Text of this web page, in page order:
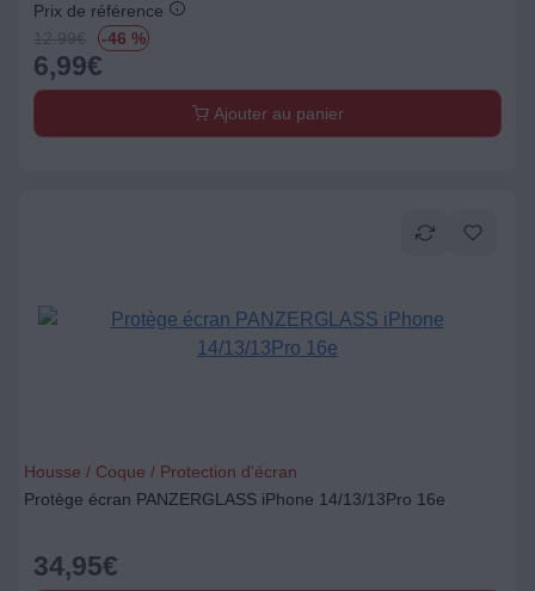
Prix de référence
12.99€ -46 %
6,99€
Ajouter au panier
Housse / Coque / Protection d'écran
Protège écran PANZERGLASS iPhone 14/13/13Pro 16e
34,95€